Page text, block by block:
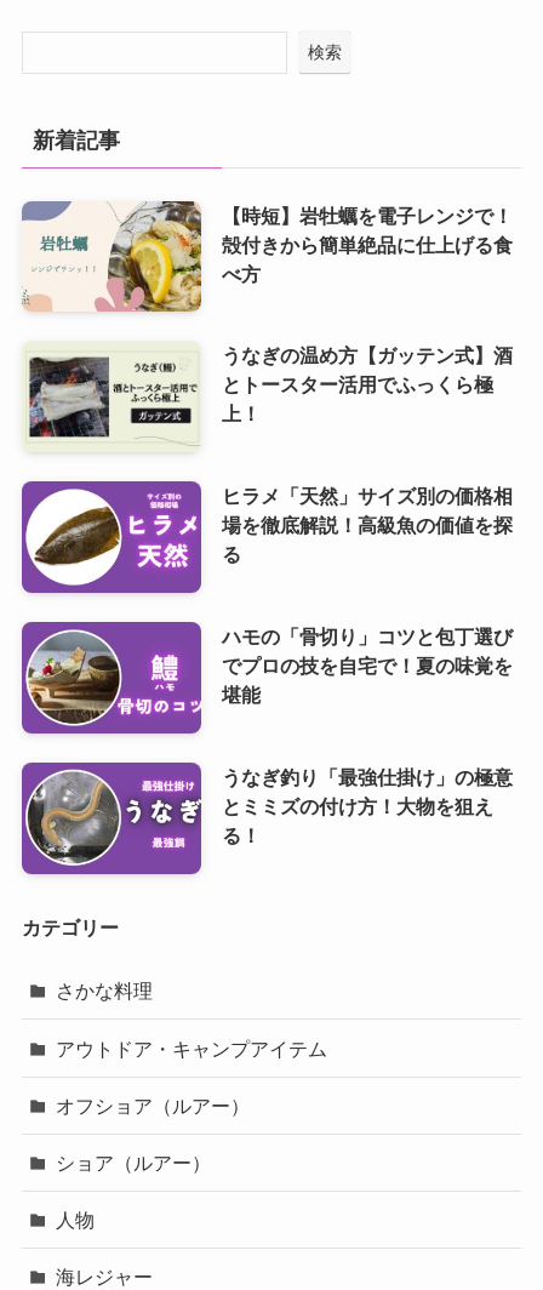
検索
新着記事
【時短】岩牡蠣を電子レンジで！
殻付きから簡単絶品に仕上げる食
べ方
うなぎの温め方【ガッテン式】酒
とトースター活用でふっくら極
上！
ヒラメ「天然」サイズ別の価格相
場を徹底解説！高級魚の価値を探
る
ハモの「骨切り」コツと包丁選び
でプロの技を自宅で！夏の味覚を
堪能
うなぎ釣り「最強仕掛け」の極意
とミミズの付け方！大物を狙え
る！
カテゴリー
さかな料理
アウトドア・キャンプアイテム
オフショア（ルアー）
ショア（ルアー）
人物
海レジャー